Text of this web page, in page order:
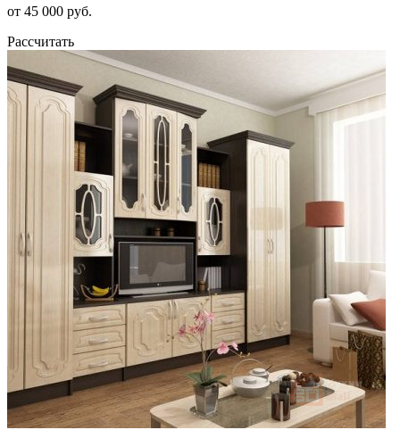
от 45 000 руб.
Рассчитать